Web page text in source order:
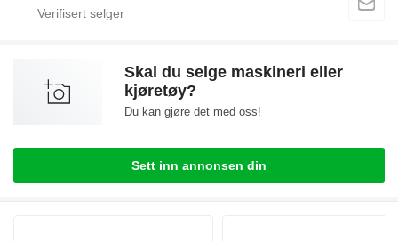
Skal du selge maskineri eller
kjøretøy?
Du kan gjøre det med oss!
Sett inn annonsen din